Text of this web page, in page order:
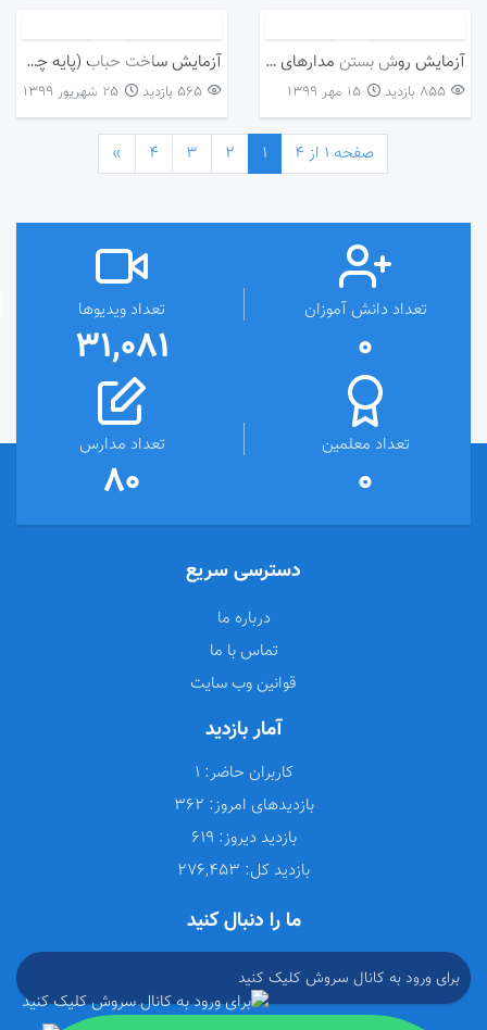
آزمایش روش بستن مدارهای متوالی و موازی – پایه چهارم
855 بازدید ۱۵ مهر ۱۳۹۹
آزمایش ساخت حباب (پایه چهارم)
565 بازدید ۲۵ شهریور ۱۳۹۹
صفحه 1 از 4 1
2
3
4
»
تعداد دانش آموزان
0
تعداد ویدیوها
31,081
تعداد معلمین
0
تعداد مدارس
80
دسترسی سریع
درباره ما
تماس با ما
قوانین وب سایت
آمار بازدید
کاربران حاضر:
بازدیدهای امروز:
بازدید دیروز:
بازدید کل:
ما را دنبال کنید
برای ورود به کانال سروش کلیک کنید